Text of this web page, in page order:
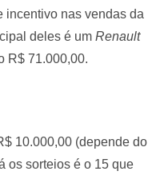
incentivo nas vendas da
deles é um Renault
R$ 71.000,00.
10.000,00 (depende do
os sorteios é o 15 que